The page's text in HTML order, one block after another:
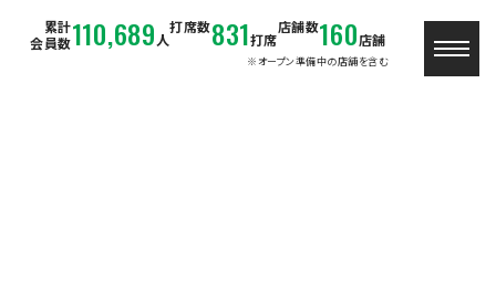
累計
会員数110,689 人
打席数831打席
店舗数160店舗
※オープン準備中の店舗を含む